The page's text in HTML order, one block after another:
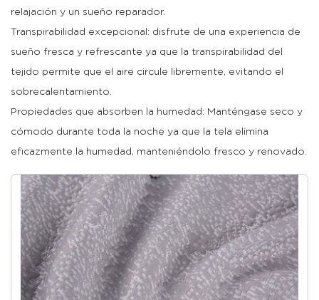
relajación y un sueño reparador.
Transpirabilidad excepcional: disfrute de una experiencia de
sueño fresca y refrescante ya que la transpirabilidad del
tejido permite que el aire circule libremente, evitando el
sobrecalentamiento.
Propiedades que absorben la humedad: Manténgase seco y
cómodo durante toda la noche ya que la tela elimina
eficazmente la humedad, manteniéndolo fresco y renovado.
Antibacteriano y resistente a los olores: mantenga un
ambiente de sueño higiénico con la capacidad natural del
tejido para inhibir el crecimiento de bacterias y prevenir
olores desagradables.
Respetuoso con el medio ambiente y sostenible: adopte un
estilo de vida más ecológico con un tejido producido a
partir de eucaliptos renovables mediante procesos